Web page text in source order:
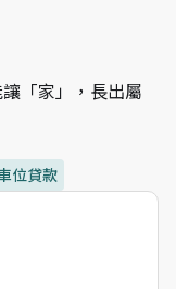
「家」，長出屬
位貸款